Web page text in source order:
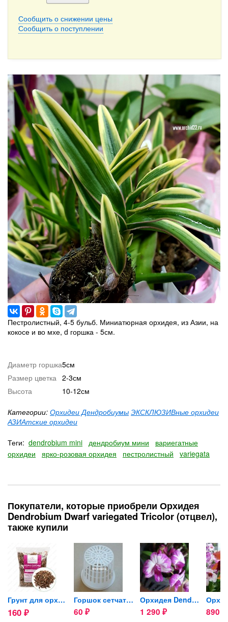
Сообщить о снижении цены
Сообщить о поступлении
Пестролистный, 4-5 бульб. Миниатюрная орхидея, из Азии, на
кокосе и во мхе, d горшка - 5см.
Диаметр горшка5см
Размер цветка 2-3см
Высота
10-12см
Категории: Орхидеи Дендробиумы ЭКСКЛЮЗИВные орхидеи
АЗИАтские орхидеи
Теги: dendrobium mini дендробиум мини
вариегатные
орхидеи
ярко-розовая орхидея пестролистный variegata
Покупатели, которые приобрели Орхидея
Dendrobium Dwarf variegated Tricolor (отцвел),
также купили
Грунт для орхидей (кора...
160 ₽
Горшок сетчатый для орхидей...
60 ₽
Орхидея Dendrobium Enobi...
1 290 ₽ 890